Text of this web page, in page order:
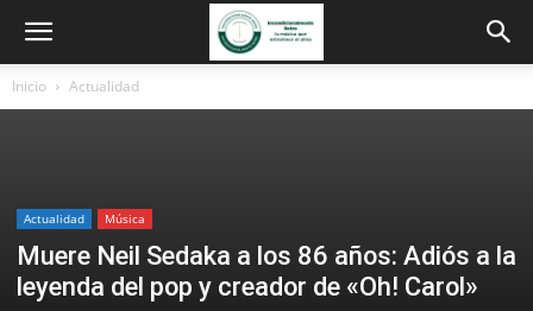
Inicio Actualidad
Actualidad Música
Muere Neil Sedaka a los 86 años: Adiós a la
leyenda del pop y creador de «Oh! Carol»